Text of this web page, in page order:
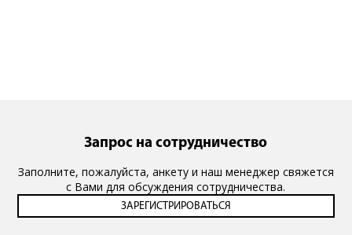
Запрос на сотрудничество
Заполните, пожалуйста, анкету и наш менеджер свяжется
с Вами для обсуждения сотрудничества.